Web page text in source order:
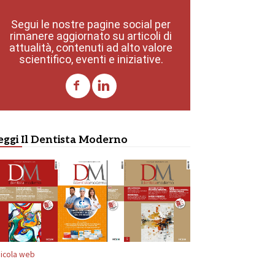
Segui le nostre pagine social per
rimanere aggiornato su articoli di
attualità, contenuti ad alto valore
scientifico, eventi e iniziative.
Il Dentista Moderno
web